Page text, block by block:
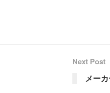
Next Post
メー